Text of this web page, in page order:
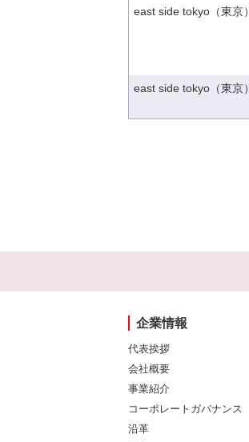
east side tokyo（東京）
east side tokyo（東京）
企業情報
代表挨拶
会社概要
事業紹介
コーポレートガバナンス
沿革